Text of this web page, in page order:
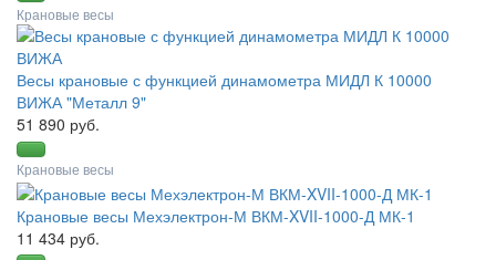
Крановые весы
Весы крановые с функцией динамометра МИДЛ К 10000
ВИЖА "Металл 9"
51 890 руб.
Крановые весы
Крановые весы Мехэлектрон-М ВКМ-XVII-1000-Д МК-1
11 434 руб.